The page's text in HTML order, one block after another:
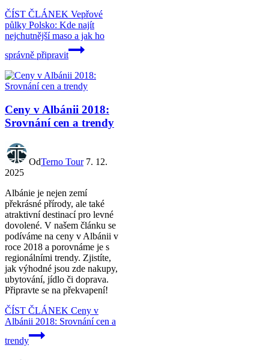
ČÍST ČLÁNEK Vepřové
půlky Polsko: Kde najít
nejchutnější maso a jak ho
správně připravit
Ceny v Albánii 2018:
Srovnání cen a trendy
OdTerno Tour 7. 12.
2025
Albánie je nejen zemí
překrásné přírody, ale také
atraktivní destinací pro levné
dovolené. V našem článku se
podíváme na ceny v Albánii v
roce 2018 a porovnáme je s
regionálními trendy. Zjistíte,
jak výhodné jsou zde nakupy,
ubytování, jídlo či doprava.
Připravte se na překvapení!
ČÍST ČLÁNEK Ceny v
Albánii 2018: Srovnání cen a
trendy